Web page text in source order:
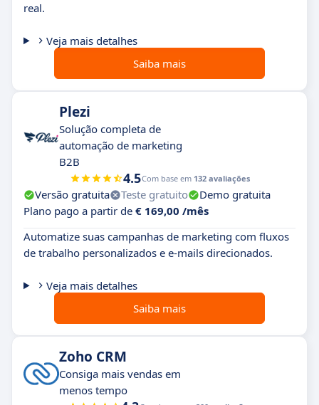
real.
Veja mais detalhes
Saiba mais
Plezi
Solução completa de
automação de marketing
B2B
4.5Com base em 132 avaliações
Versão gratuita Teste gratuito
Demo gratuita
Plano pago a partir de € 169,00 /mês
Automatize suas campanhas de marketing com fluxos
de trabalho personalizados e e-mails direcionados.
Veja mais detalhes
Saiba mais
Zoho CRM
Consiga mais vendas em
menos tempo